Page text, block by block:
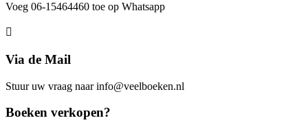
Voeg 06-15464460 toe op Whatsapp
Via de Mail
Stuur uw vraag naar info@veelboeken.nl
Boeken verkopen?